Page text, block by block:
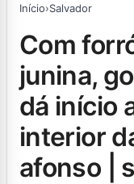
Início›Salvador
com forró e quadrilha
junina,
dá início
interior
afonso |